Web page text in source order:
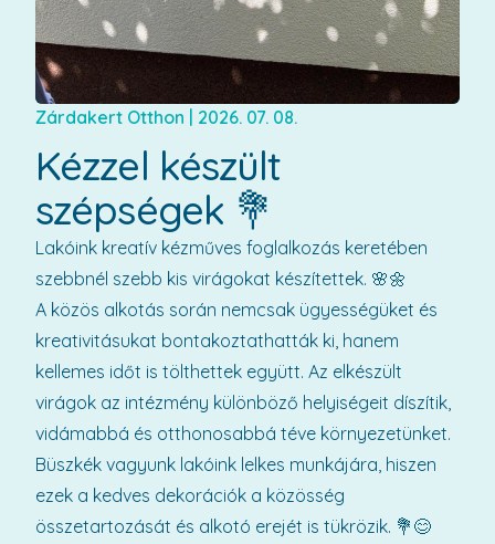
Zárdakert Otthon 2026. 07. 08.
Kézzel készült
szépségek 💐
Lakóink kreatív kézműves foglalkozás keretében
szebbnél szebb kis virágokat készítettek. 🌸🌼
A közös alkotás során nemcsak ügyességüket és
kreativitásukat bontakoztathatták ki, hanem
kellemes időt is tölthettek együtt. Az elkészült
virágok az intézmény különböző helyiségeit díszítik,
vidámabbá és otthonosabbá téve környezetünket.
Büszkék vagyunk lakóink lelkes munkájára, hiszen
ezek a kedves dekorációk a közösség
összetartozását és alkotó erejét is tükrözik. 💐😊